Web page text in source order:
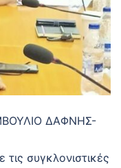
ΔΑΦΝΗΣ-
τις συγκλονιστικές